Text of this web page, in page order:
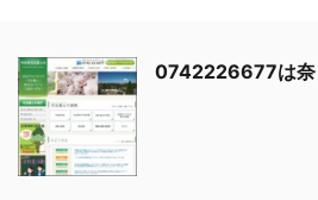
0742226677は奈